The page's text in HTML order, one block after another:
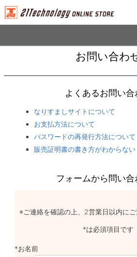
お問い合わ
よくあるお問い合
なりすましサイトについて
お支払方法について
パスワードの再発行方法について
販売証明書の書き方がわからない
フォームから問い合
※ご連絡を確認の上、2営業日以内にご
*は必須項目です
*お名前